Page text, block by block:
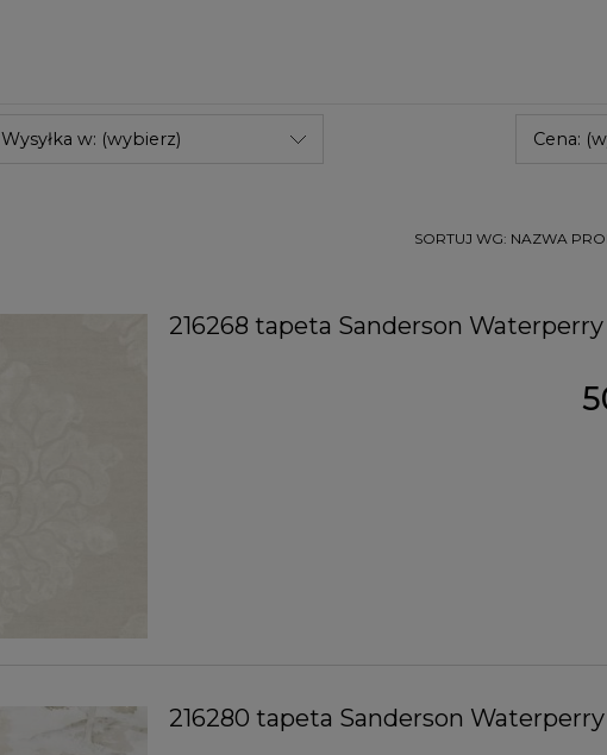
Wysyłka w: (wybierz) Cena:
SORTUJ WG: NAZWA
216268 tapeta Sanderson Waterperry
216280 tapeta Sanderson Waterperry